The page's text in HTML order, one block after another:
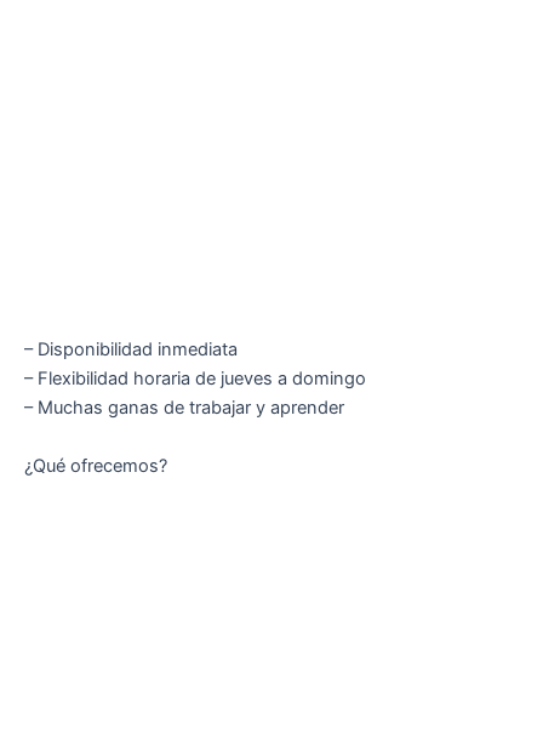
– Disponibilidad inmediata
– Flexibilidad horaria de jueves a domingo
– Muchas ganas de trabajar y aprender
¿Qué ofrecemos?